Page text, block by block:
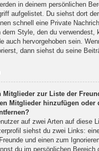
in deinem persönlichen
aufgelistet. Du siehst dort
schnell eine Private
dem Style, den du verwendest,
auch hervorgehoben sein.
dann siehst du seine
Mitglieder zur Liste der
Mitglieder hinzufügen oder
auf zwei Arten auf diese
siehst du zwei Links:
und einen zum
du im persönlichen Bereich